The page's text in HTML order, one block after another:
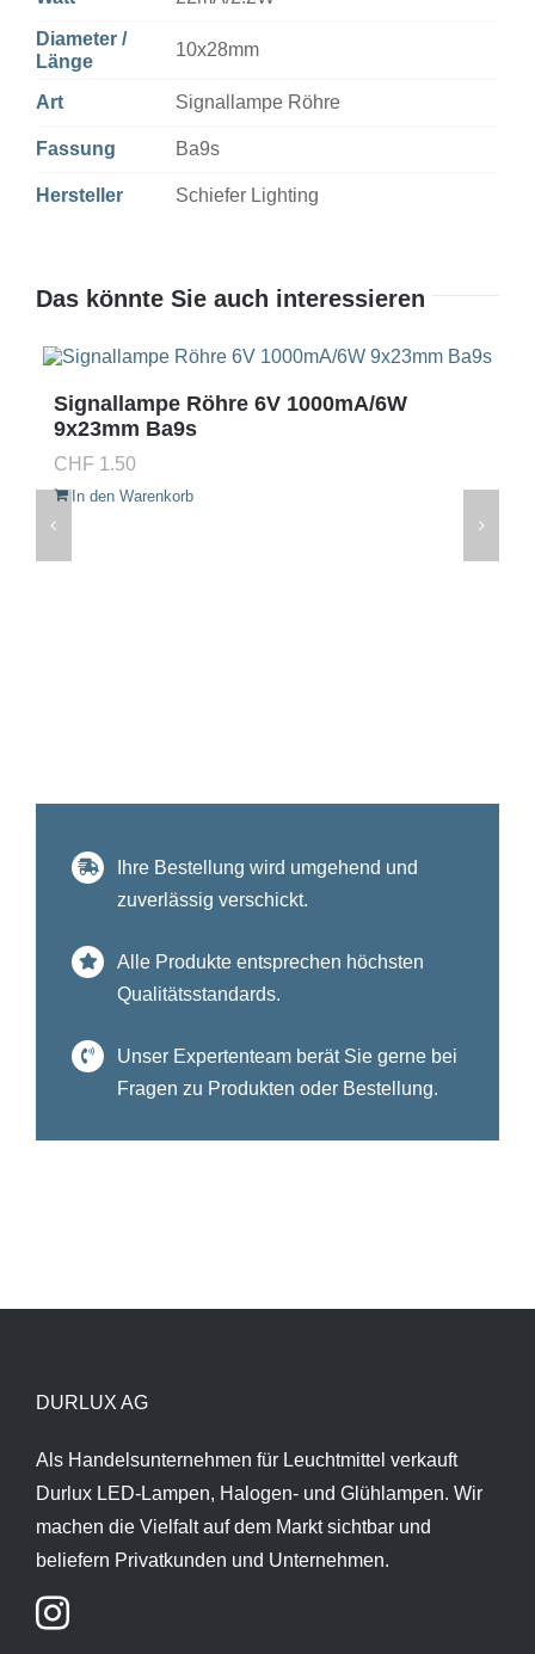
Diameter /
Länge
10x28mm
Art Signallampe Röhre
Fassung Ba9s
Hersteller Schiefer Lighting
Das könnte Sie auch interessieren
Signallampe Röhre 6V 1000mA/6W
9x23mm Ba9s
CHF 1.50
In den Warenkorb
Ihre Bestellung wird umgehend und
zuverlässig verschickt.
Alle Produkte entsprechen höchsten
Qualitätsstandards.
Unser Expertenteam berät Sie gerne bei
Fragen zu Produkten oder Bestellung.
DURLUX AG
Als Handelsunternehmen für Leuchtmittel verkauft
Durlux LED-Lampen, Halogen- und Glühlampen. Wir
machen die Vielfalt auf dem Markt sichtbar und
beliefern Privatkunden und Unternehmen.